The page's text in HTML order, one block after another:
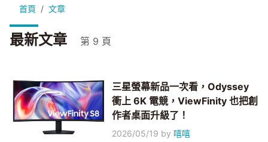
首頁 文章
最新文章 第 9 頁
三星螢幕新品一次看，Odyssey
衝上 6K 電競，ViewFinity 也把創
作者桌面升級了！
2026/05/19 by 嘻嘻